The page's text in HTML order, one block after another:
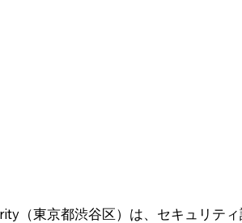
（東京都渋谷区）は、セキュリテ